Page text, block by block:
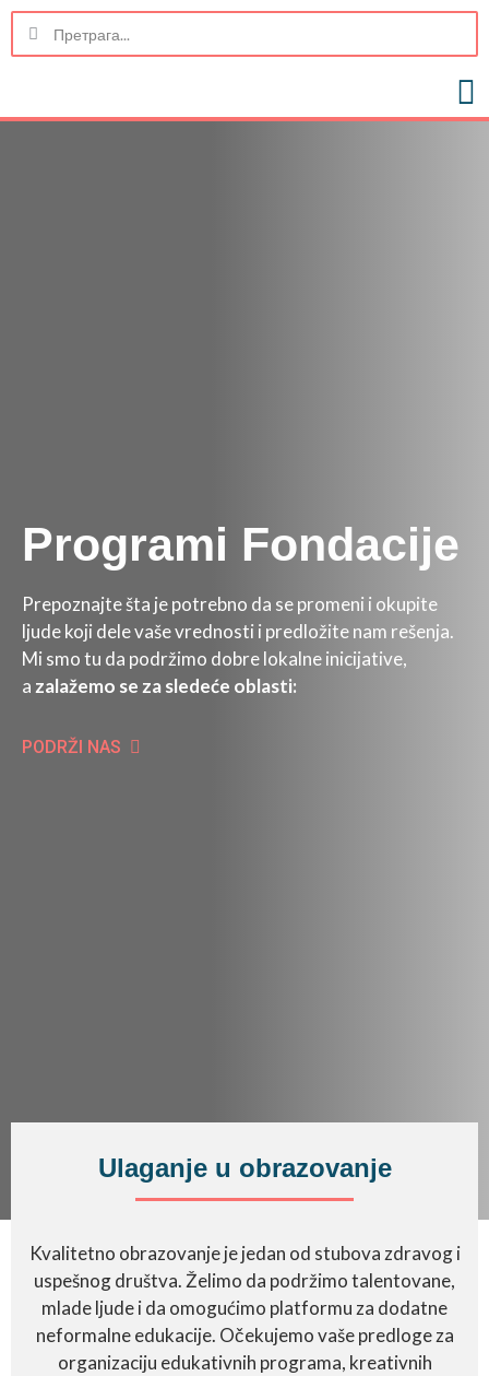
Programi Fondacije
Prepoznajte šta je potrebno da se promeni i okupite
ljude koji dele vaše vrednosti i predložite nam rešenja.
Mi smo tu da podržimo dobre lokalne inicijative,
a zalažemo se za sledeće oblasti:
PODRŽI NAS
Ulaganje u obrazovanje
Kvalitetno obrazovanje je jedan od stubova zdravog i
uspešnog društva. Želimo da podržimo talentovane,
mlade ljude i da omogućimo platformu za dodatne
neformalne edukacije. Očekujemo vaše predloge za
organizaciju edukativnih programa, kreativnih